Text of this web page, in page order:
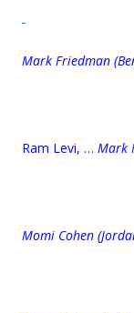
Mark Friedman
Ram Levi, … Mark
Momi Cohen